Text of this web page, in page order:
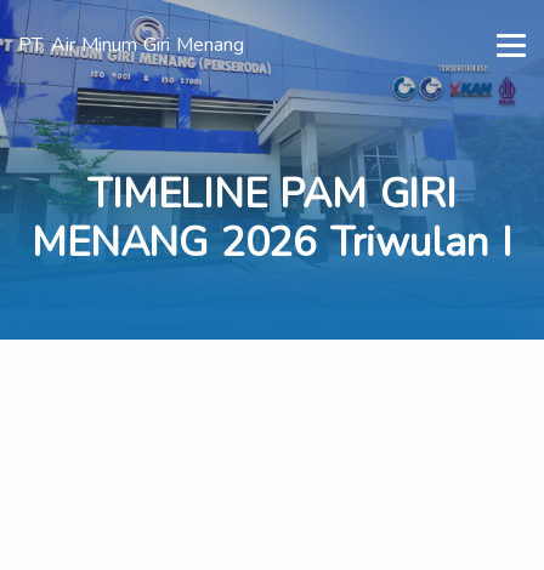
PT. Air Minum Giri Menang
TIMELINE PAM GIRI
MENANG 2026 Triwulan I